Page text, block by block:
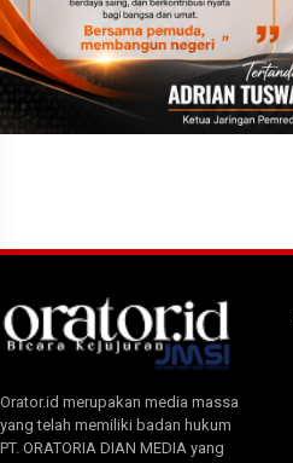
Orator.id merupakan media massa
yang telah memiliki badan hukum
PT. ORATORIA DIAN MEDIA yang